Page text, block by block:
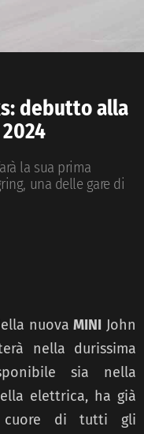
debutto alla
la sua prima
una delle gare di
nuovaMINI John
nella durissima
sia nella
elettrica, ha già
cuore di tutti gli